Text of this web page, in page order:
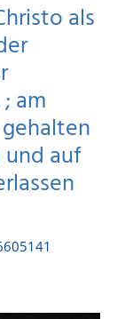
als
am
auf